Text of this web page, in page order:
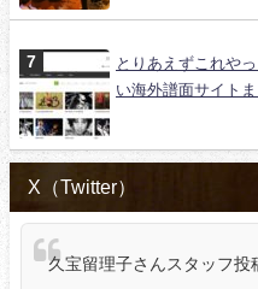
とりあえずこれや
い海外譜面サイト
X（Twitter）
久宝留理子さんスタッフ投